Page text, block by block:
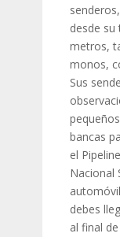
desde
metros,
monos,
Sus
bancas
el
Nacional
debes
al final